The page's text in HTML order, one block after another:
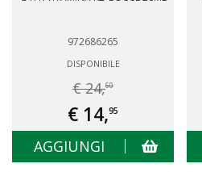
972686265
DISPONIBILE
€ 24,60
€ 14,95
AGGIUNGI